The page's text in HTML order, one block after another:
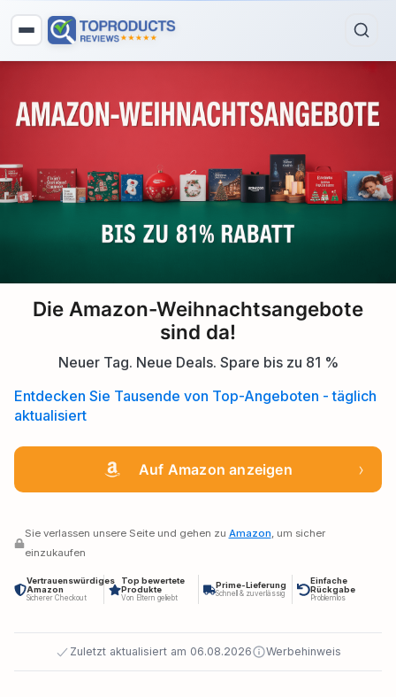
Die Amazon-Weihnachtsangebote
sind da!
Neuer Tag. Neue Deals. Spare bis zu 81 %
Entdecken Sie Tausende von Top-Angeboten - täglich
aktualisiert
Auf Amazon anzeigen ›
Sie verlassen unsere Seite und gehen zu Amazon, um sicher
einzukaufen
Vertrauenswürdiges
Amazon
Sicherer Checkout
Top bewertete
Produkte
Von Eltern geliebt
Prime-Lieferung
Schnell & zuverlässig
Einfache
Rückgabe
Problemlos
Zuletzt aktualisiert am 06.08.2026 Werbehinweis